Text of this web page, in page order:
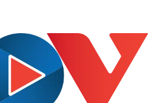
Công nghệ
Sành điệu
Tin Công nghệ
Trải nghiệm